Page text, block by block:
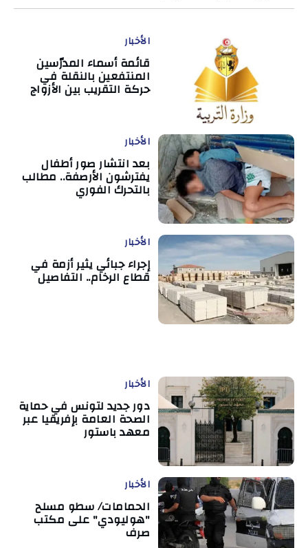
الأخبار
قائمة أسماء المدرّسين
المنتفعين بالنقلة في
حركة التقريب بين الأزواج
الأخبار
بعد انتشار صور أطفال
يفترشون الأرصفة.. مطالب
بالتحرك الفوري
الأخبار
إجراء جبائي يثير أزمة في
قطاع الرخام.. التفاصيل
الأخبار
دور جديد لتونس في حماية
الصحة العامة بإفريقيا عبر
معهد باستور
الأخبار
الحمامات/ سطو مسلح
"هوليودي" على مكتب
صرف